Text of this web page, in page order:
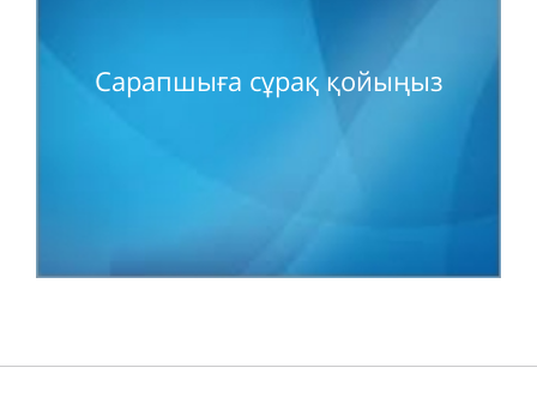
Сарапшыға сұрақ қойыңыз